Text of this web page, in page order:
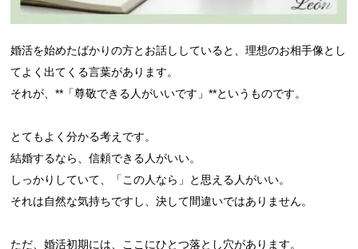
婚活を始めたばかりの方とお話ししていると、理想のお相手像とし
てよく出てくる言葉があります。
それが、**「尊敬できる人がいいです」**というものです。
とてもよく分かる考えです。
結婚するなら、信頼できる人がいい。
しっかりしていて、「この人なら」と思える人がいい。
それは自然な気持ちですし、決して間違いではありません。
ただ、婚活初期には、ここにひとつ落とし穴があります。